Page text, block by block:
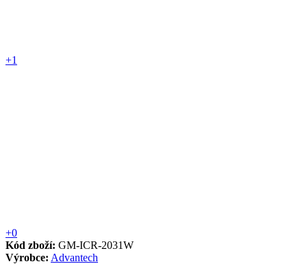
+1
+0
Kód zboží: GM-ICR-2031W
Výrobce: Advantech